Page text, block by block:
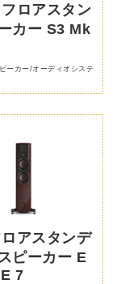
ロアスタン
カー S3 Mk
ーカー/オーディオシステ
アスタンデ
ピーカー E
7